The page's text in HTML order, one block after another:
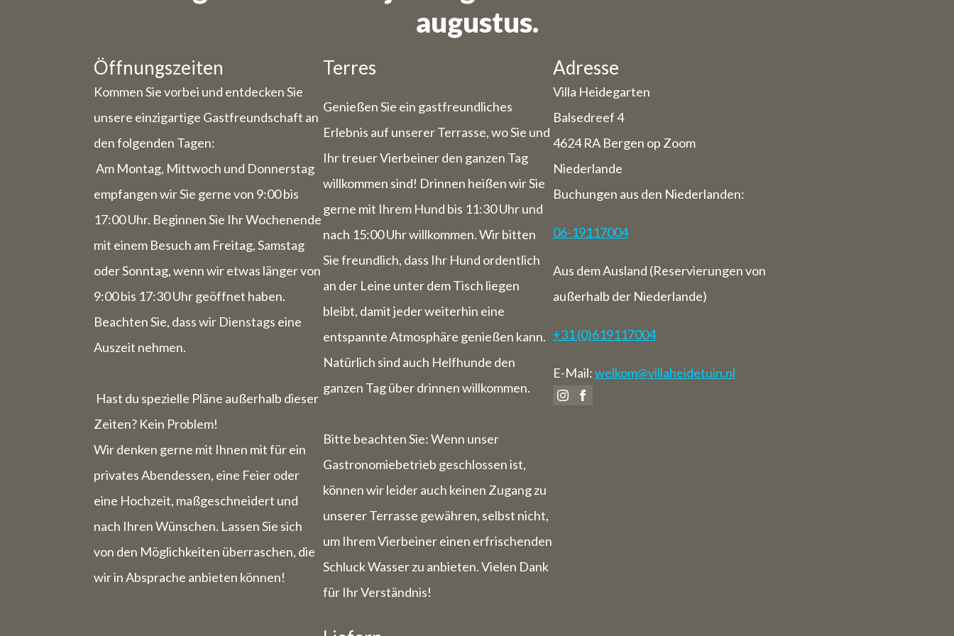
augustus.
Öffnungszeiten
Kommen Sie vorbei und entdecken Sie
unsere einzigartige Gastfreundschaft an
den folgenden Tagen:
Am Montag, Mittwoch und Donnerstag
empfangen wir Sie gerne von 9:00 bis
17:00 Uhr. Beginnen Sie Ihr Wochenende
mit einem Besuch am Freitag, Samstag
oder Sonntag, wenn wir etwas länger von
9:00 bis 17:30 Uhr geöffnet haben.
Beachten Sie, dass wir Dienstags eine
Auszeit nehmen.
Hast du spezielle Pläne außerhalb dieser
Zeiten? Kein Problem!
Wir denken gerne mit Ihnen mit für ein
privates Abendessen, eine Feier oder
eine Hochzeit, maßgeschneidert und
nach Ihren Wünschen. Lassen Sie sich
von den Möglichkeiten überraschen, die
wir in Absprache anbieten können!
Terres
Genießen Sie ein gastfreundliches
Erlebnis auf unserer Terrasse, wo Sie und
Ihr treuer Vierbeiner den ganzen Tag
willkommen sind! Drinnen heißen wir Sie
gerne mit Ihrem Hund bis 11:30 Uhr und
nach 15:00 Uhr willkommen. Wir bitten
Sie freundlich, dass Ihr Hund ordentlich
an der Leine unter dem Tisch liegen
bleibt, damit jeder weiterhin eine
entspannte Atmosphäre genießen kann.
Natürlich sind auch Helfhunde den
ganzen Tag über drinnen willkommen.
Bitte beachten Sie: Wenn unser
Gastronomiebetrieb geschlossen ist,
können wir leider auch keinen Zugang zu
unserer Terrasse gewähren, selbst nicht,
um Ihrem Vierbeiner einen erfrischenden
Schluck Wasser zu anbieten. Vielen Dank
für Ihr Verständnis!
Adresse
Villa Heidegarten
Balsedreef 4
4624 RA Bergen op Zoom
Niederlande
Buchungen aus den Niederlanden:
06-19117004
Aus dem Ausland (Reservierungen von
außerhalb der Niederlande)
+31 (0)619117004
E-Mail:welkom@villaheidetuin.nl
Bestellungen sind für den Zeitraum vom 27. Juli bis 11. August
nicht möglich.
Wegen der Ferienzeit haben wir einige geänderte
Öffnungszeiten/ Schließtage.
Tagungsort
Mittwoch, 29. und Donnerstag, 30. Juli haben wir die
Gastronomie geschlossen (Sie können also Zimmer buchen)
Freitag, 31. Juli bis Sonntag, 1. August stehen wir dann gerne
wohl für Sie bereit von 9 Uhr bis 17:30 Uhr.
Die Woche vom 3. August bis zum 9. August haben wir
komplett geschlossen (also auch für Übernachtungen).
B&B:
Die Woche vom 3. August bis einschließlich 9. August haben
wir auch für Übernachtungen geschlossen.